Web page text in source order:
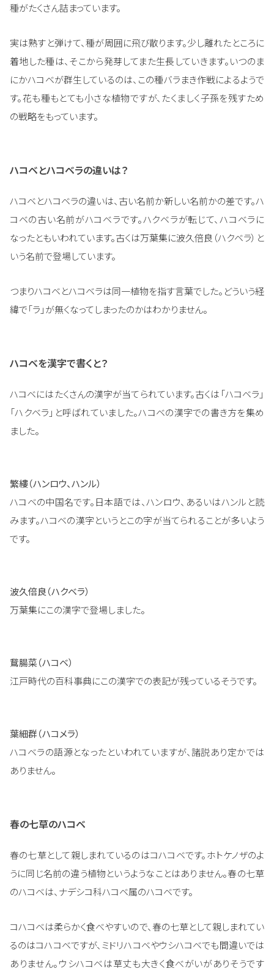
種がたくさん詰まっています。
実は熟すと弾けて、種が周囲に飛び散ります。少し離れたところに
着地した種は、そこから発芽してまた生長していきます。いつのま
にかハコベが群生しているのは、この種バラまき作戦によるようで
す。花も種もとても小さな植物ですが、たくましく子孫を残すため
の戦略をもっています。
ハコベとハコベラの違いは？
ハコベとハコベラの違いは、古い名前か新しい名前かの差です。ハ
コベの古い名前がハコベラです。ハクベラが転じて、ハコベラに
なったともいわれています。古くは万葉集に波久倍良（ハクベラ）と
いう名前で登場しています。
つまりハコベとハコベラは同一植物を指す言葉でした。どういう経
緯で「ラ」が無くなってしまったのかはわかりません。
ハコベを漢字で書くと？
ハコベにはたくさんの漢字が当てられています。古くは「ハコベラ」
「ハクベラ」と呼ばれていました。ハコベの漢字での書き方を集め
ました。
繁縷（ハンロウ、ハンル）
ハコベの中国名です。日本語では、ハンロウ、あるいはハンルと読
みます。ハコベの漢字というとこの字が当てられることが多いよう
です。
波久倍良（ハクベラ）
万葉集にこの漢字で登場しました。
鵞腸菜（ハコベ）
江戸時代の百科事典にこの漢字での表記が残っているそうです。
葉細群（ハコメラ）
ハコベラの語源となったといわれていますが、諸説あり定かでは
ありません。
春の七草のハコベ
春の七草として親しまれているのはコハコベです。ホトケノザのよ
うに同じ名前の違う植物というようなことはありません。春の七草
のハコベは、ナデシコ科ハコベ属のハコベです。
コハコベは柔らかく食べやすいので、春の七草として親しまれてい
るのはコハコベですが、ミドリハコベやウシハコベでも間違いでは
ありません。ウシハコベは草丈も大きく食べがいがありそうです